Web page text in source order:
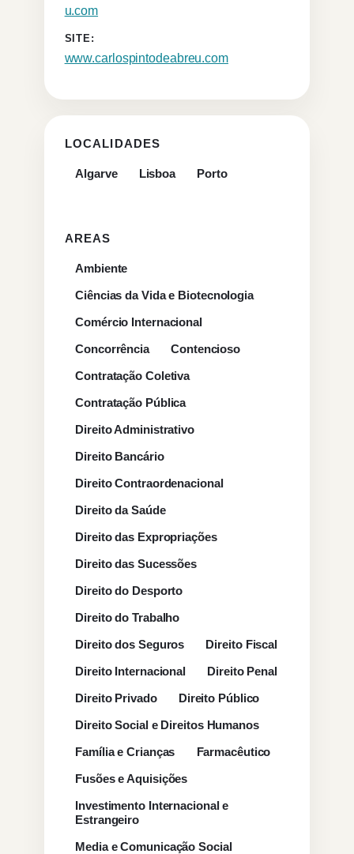
u.com
SITE:
www.carlospintodeabreu.com
LOCALIDADES
Algarve Lisboa Porto
AREAS
Ambiente
Ciências da Vida e Biotecnologia
Comércio Internacional
Concorrência
Contencioso
Contratação Coletiva
Contratação Pública
Direito Administrativo
Direito Bancário
Direito Contraordenacional
Direito da Saúde
Direito das Expropriações
Direito das Sucessões
Direito do Desporto
Direito do Trabalho
Direito dos Seguros
Direito Fiscal
Direito Internacional
Direito Penal
Direito Privado
Direito Público
Direito Social e Direitos Humanos
Família e Crianças
Farmacêutico
Fusões e Aquisições
Investimento Internacional e
Estrangeiro
Media e Comunicação Social